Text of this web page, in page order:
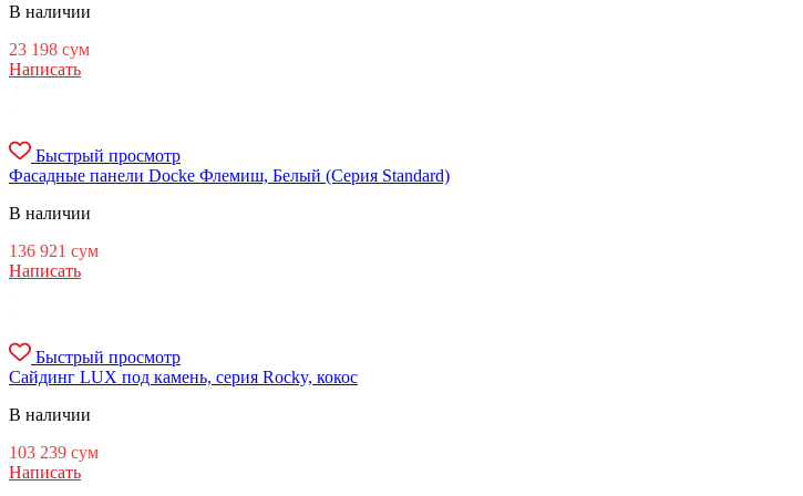
В наличии
23 198 сум
Написать
Быстрый просмотр
Фасадные панели Docke Флемиш, Белый (Серия Standard)
В наличии
136 921 сум
Написать
Быстрый просмотр
Сайдинг LUX под камень, серия Rocky, кокос
В наличии
103 239 сум
Написать